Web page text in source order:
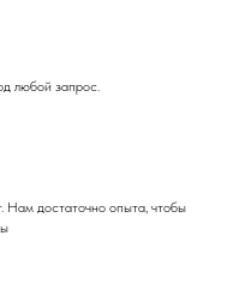
любой запрос.
Нам достаточно опыта, чтобы